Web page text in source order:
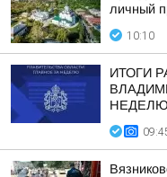
личный
10:10
ИТОГИ
НЕДЕЛЮ